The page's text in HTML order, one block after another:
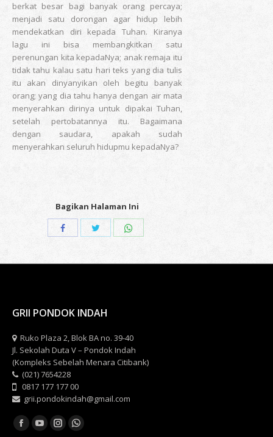
berkat besar bagi banyak orang percaya;
menjadi satu dorongan agar hidup lebih
mendekatkan diri kepada Tuhan. Kiranya
lagu ini bisa membangkitkan satu
perenungan kita kepadaNya; anak remaja itu
tidak tahu kalau satu hari teks yang dia tulis
itu akan dinyanyikan oleh begitu banyak
orang; yang dia tahu hanya dengan air mata
menyerahkan dirinya untuk dipakai Tuhan,
setelah pertobatannya itu. Bagaimana
dengan saudara, apakah sudah
menyerahkan seluruh hidupmu kepadaNya?
Bagikan Halaman Ini
Facebook Twitter
WhatsApp
GRII PONDOK INDAH
Ruko Plaza 2, Blok BA no. 39-40
Jl. Sekolah Duta V – Pondok Indah
(Kompleks Sebelah Menara Citibank)
(021) 7654228
0817 177 177 00
grii.pondokindah@gmail.com
Find us on:
FacebookYouTubeInstagramWhatsapp